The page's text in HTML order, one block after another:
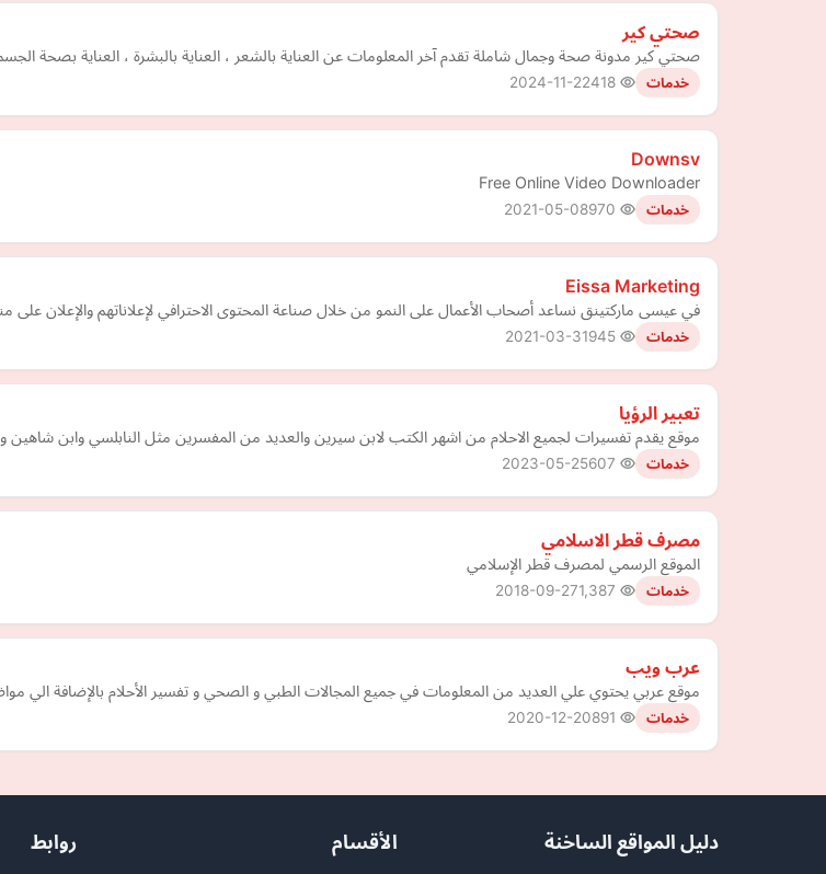
صحتي كير
صحتي كير مدونة صحة وجمال شاملة تقدم آخر المعلومات عن العناية بالشعر ، العناية بالبشرة ، العناية بصحة
خدمات 2024-11-22
Downsv
Free Online Video Downloader
خدمات 2021-05-08
Eissa Marketing
في عيسى ماركتينق نساعد أصحاب الأعمال على النمو من خلال صناعة المحتوى الاحترافي لإعلاناتهم والإعلان على
خدمات 2021-03-31
تعبير الرؤيا
موقع يقدم تفسيرات لجميع الاحلام من اشهر الكتب لابن سيرين والعديد من المفسرين مثل النابلسي وابن شاهين
خدمات 2023-05-25
مصرف قطر الاسلامي
الموقع الرسمي لمصرف قطر الإسلامي
خدمات 2018-09-27
عرب ويب
موقع عربي يحتوي علي العديد من المعلومات في جميع المجالات الطبي و الصحي و تفسير الأحلام بالإضافة الي
خدمات 2020-12-20
دليل المواقع الساخنة الأقسام روابط